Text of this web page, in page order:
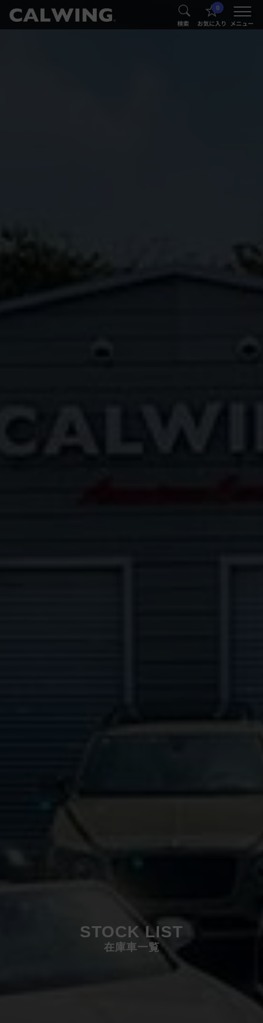
® 検索
0
お気に入り メニュー
®
STOCK LIST
在庫車一覧